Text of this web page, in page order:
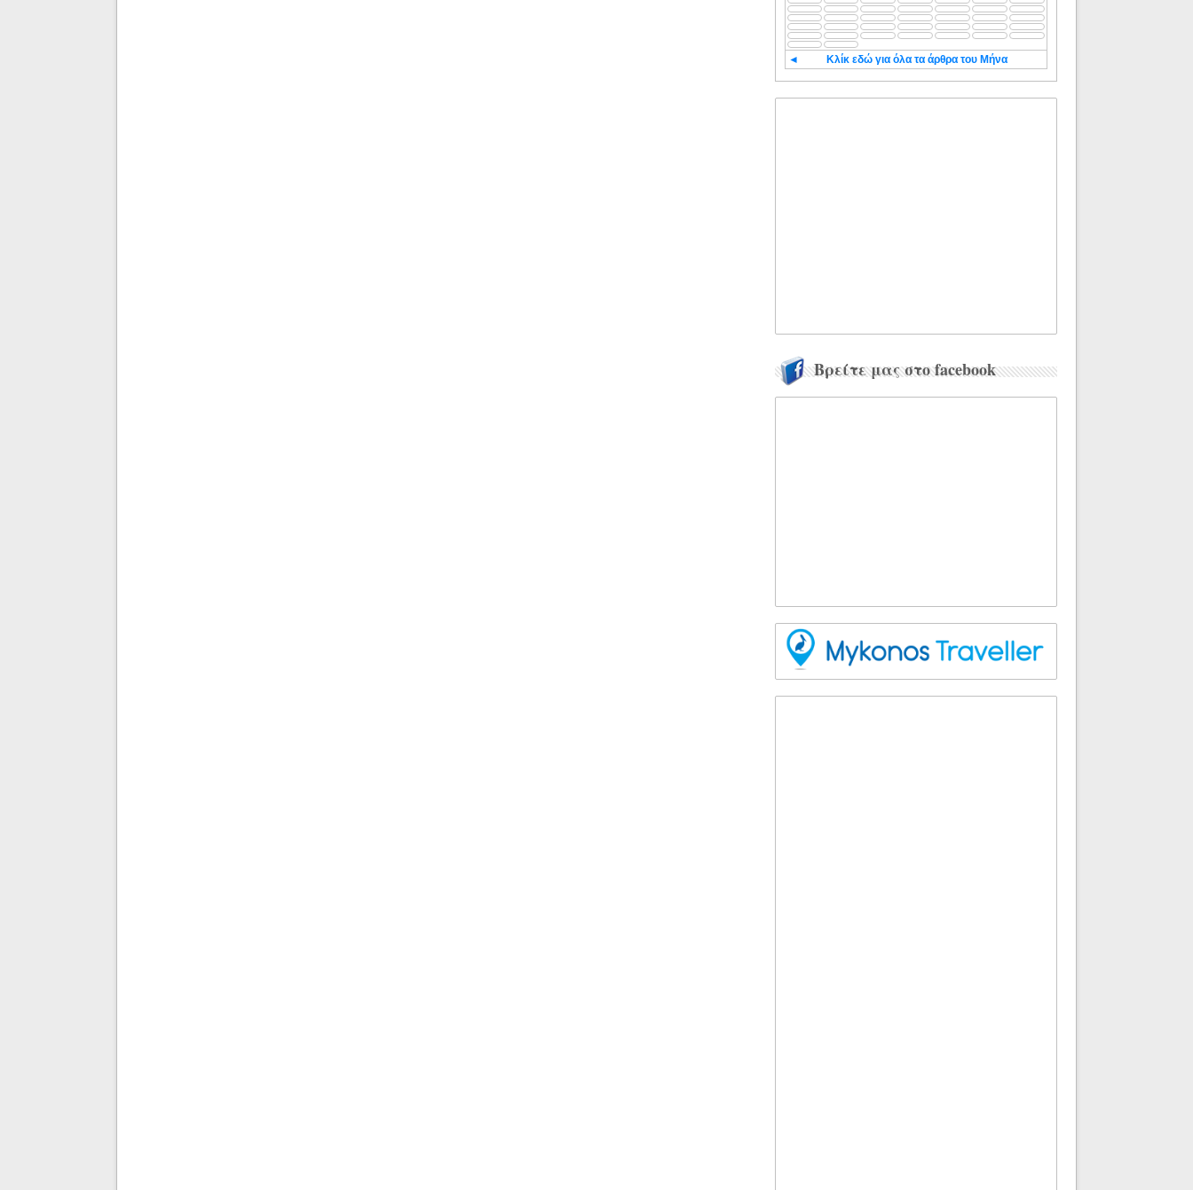
◄ Κλίκ εδώ για όλα τα άρθρα του Μήνα
Βρείτε μας στο facebook